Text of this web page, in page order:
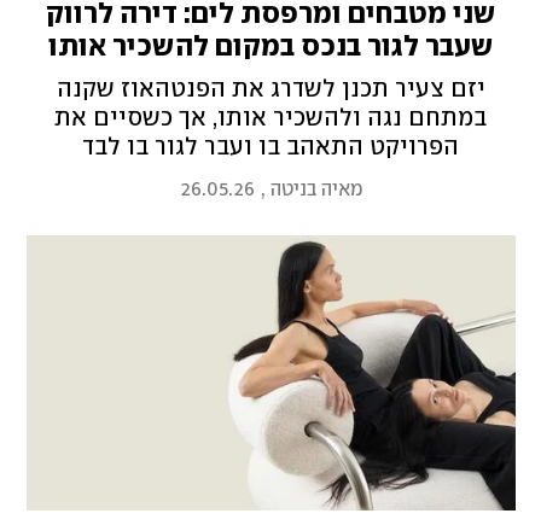
שני מטבחים ומרפסת לים: דירה לרווק
שעבר לגור בנכס במקום להשכיר אותו
יזם צעיר תכנן לשדרג את הפנטהאוז שקנה
במתחם נגה ולהשכיר אותו, אך כשסיים את
הפרויקט התאהב בו ועבר לגור בו לבד
מאיה בניטה ,
26.05.26